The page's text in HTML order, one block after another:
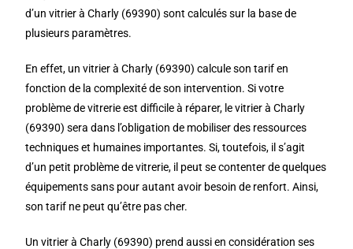
d’un vitrier à Charly (69390) sont calculés sur la base de
plusieurs paramètres.
En effet, un vitrier à Charly (69390) calcule son tarif en
fonction de la complexité de son intervention. Si votre
problème de vitrerie est difficile à réparer, le vitrier à Charly
(69390) sera dans l’obligation de mobiliser des ressources
techniques et humaines importantes. Si, toutefois, il s’agit
d’un petit problème de vitrerie, il peut se contenter de quelques
équipements sans pour autant avoir besoin de renfort. Ainsi,
son tarif ne peut qu’être pas cher.
Un vitrier à Charly (69390) prend aussi en considération ses